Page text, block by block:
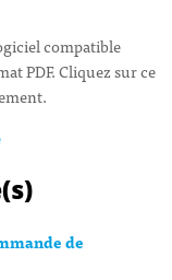
compatible
PDF. Cliquez sur ce
de